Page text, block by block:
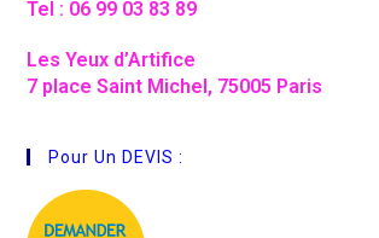
Tel : 06 99 03 83 89
Les Yeux d’Artifice
7 place Saint Michel, 75005 Paris
Pour Un DEVIS :